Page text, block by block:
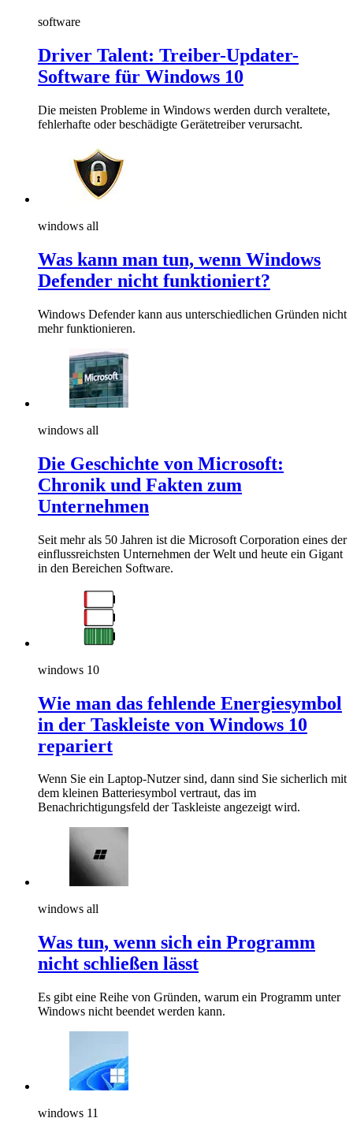
software
Driver Talent: Treiber-Updater-
Software für Windows 10
Die meisten Probleme in Windows werden durch veraltete,
fehlerhafte oder beschädigte Gerätetreiber verursacht.
windows all
Was kann man tun, wenn Windows
Defender nicht funktioniert?
Windows Defender kann aus unterschiedlichen Gründen nicht
mehr funktionieren.
windows all
Die Geschichte von Microsoft:
Chronik und Fakten zum
Unternehmen
Seit mehr als 50 Jahren ist die Microsoft Corporation eines der
einflussreichsten Unternehmen der Welt und heute ein Gigant
in den Bereichen Software.
windows 10
Wie man das fehlende Energiesymbol
in der Taskleiste von Windows 10
repariert
Wenn Sie ein Laptop-Nutzer sind, dann sind Sie sicherlich mit
dem kleinen Batteriesymbol vertraut, das im
Benachrichtigungsfeld der Taskleiste angezeigt wird.
windows all
Was tun, wenn sich ein Programm
nicht schließen lässt
Es gibt eine Reihe von Gründen, warum ein Programm unter
Windows nicht beendet werden kann.
windows 11